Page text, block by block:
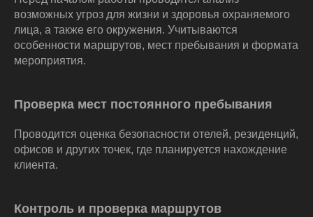
возможных угроз для жизни и здоровья охраняемого
лица, а также его окружения. Учитываются
особенности маршрутов, мест пребывания и формата
мероприятия.
Проверка мест постоянного пребывания
Проводится оценка безопасности отелей, резиденций,
офисов и других точек, где планируется нахождение
клиента.
Контроль и проверка маршрутов